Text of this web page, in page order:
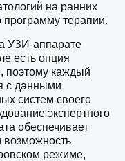
на ранних
программу терапии.
УЗИ-аппарате
есть опция
поэтому каждый
с данными
систем своего
экспертного
обеспечивает
возможность
режиме,